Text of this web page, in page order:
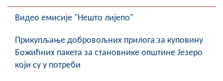
Видео емисије "Нешто лијепо"
Прикупљање добровољних прилога за куповину
Божићних пакета за становнике општине Језеро
који су у потреби